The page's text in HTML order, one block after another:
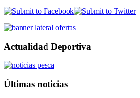
Actualidad Deportiva
Últimas noticias